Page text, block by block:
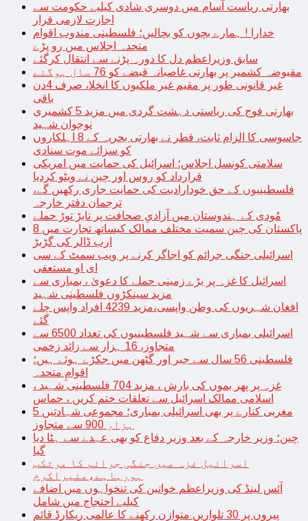
بھارتی ریاست آسام میں دوسری شادی کیلیے حکومت سے
اجازت لازمی قرار
خدارا ! ہمارے بچوں کو بچالیں؛ فلسطینی مندوب اقوام
متحدہ اجلاس میں رو پڑے
سابق وزیراعظم دل کا دورہ پڑنے سے انتقال کرگئے
مقبوضہ کشمیر پر بھارتی غاصبانہ قبضے کو 76 سال ہوگئے
غیر قانونی طور پر مقیم غیر ملکیوں کا انخلا، صرف 4دن
باقی
بھارتی فوج کی ریاستی دہشت گردی میں مزید 5 کشمیری
نوجوان شہید
جاسوسی کا الزام ثابت، قطر نے بھارتی بحریہ کے 8 اہلکاروں
کو سزائے موت سنادی
سلامتی کونسل اجلاس؛ اسرائیل کی حمایت میں امریکی
قرارداد کو روس اور چین نے ویٹو کردیا
فلسطینیوں کے حق خودارادیت کی حمایت جاری رکھیں گے،
ترجمان دفتر خارجہ
مُودی کے ہندوستان میں آزادیِ صحافت پر تابڑ توڑ حملے
پاکستان کی چین سمیت مختلف ممالک کیساتھ تجارت میں 8
ارب ڈالر کی گڑبڑ
اسرائیلی جنگی جرائم کو اجاگر کرنے پر ویب سمٹ کے سی
ای او مستعفی
اسرائیل کا غزہ پر بڑے زمینی حملے کا دعویٰ ، بمباری سے
مزید سینکڑوں فلسطینی شہید
افغان شہریوں کی وطن واپسی،مزید 4239 افراد واپس چلے
گئے
اسرائیلی بمباری سے شہید فلسطینیوں کی تعداد 6500 سے
متجاوز، 16 ہزار سے زائد زخمی
فلسطینی 56 سال سے جبر اور گٹھن میں جکڑے ہوئے ہیں؛
اقوامِ متحدہ
غزہ پر پھر بموں کی بارش ، مزید 704 فلسطینی شہید ،
اسلامی ممالک اسرائیل سے تعلقات ختم کریں ، حماس
مغربی کنارے پر بھی اسرائیلی بمباری؛ مجموعی شہادتیں 5
ہزار 900 سے متجاوز
چین؛ وزیر خارجہ کے بعد وزیر دفاع کو بھی عہدے سے ہٹا دیا
گیا
اسرائیل غزہ میں جنگی جرائم کا مرتکب
ہورہاہے،منیراکرم
آئس لینڈ کی وزیراعظم خواتین کی تنخواہوں میں اضافے
کیلیے احتجاج میں شامل
پیروں پر 30 تلواریں متوازن رکھنے کا عالمی ریکارڈ قائم